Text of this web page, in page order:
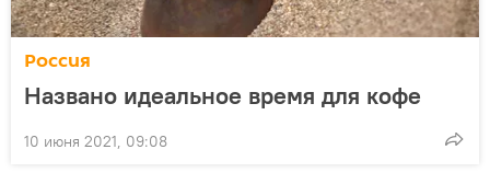
Россия
Названо идеальное время для кофе
10 июня 2021, 09:08